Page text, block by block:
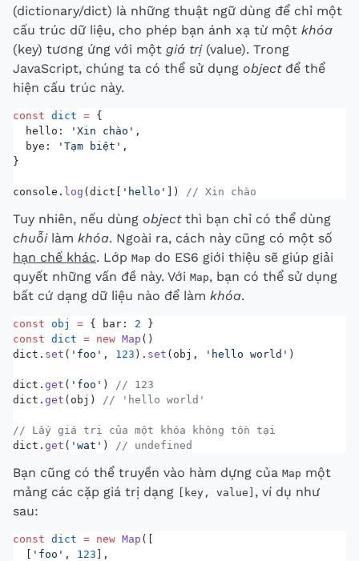
(dictionary/dict) là những thuật ngữ dùng để chỉ một
cấu trúc dữ liệu, cho phép bạn ánh xạ từ một khóa
(key) tương ứng với một giá trị(value). Trong
JavaScript, chúng ta có thể sử dụng objectđể thể
hiện cấu trúc này.
const dict = {
  hello:
'Xin chào' ,
  bye:
'Tạm biệt' ,
}
console. log (dict[ 'hello' ]) // Xin chào
Tuy nhiên, nếu dùng objectthì bạn chỉ có thể dùng
chuỗilàm khóa. Ngoài ra, cách này cũng có một số
hạn chế khác. Lớp Map do ES6 giới thiệu sẽ giúp giải
quyết những vấn đề này. Với Map, bạn có thể sử dụng
bất cứ dạng dữ liệu nào để làm khóa.
const obj = { bar: 2 }
const dict = new Map ()
dict. set ( 'foo' , 123 ). set (obj, 'hello world' )
dict. get ( 'foo' )
// 123
dict. get (obj) // 'hello world'
// Lấy giá trị của một khóa không tồn tại
dict. get ( 'wat' ) // undefined
Bạn cũng có thể truyền vào hàm dựng của Map một
mảng các cặp giá trị dạng
[key, value] , ví dụ như
sau:
const dict = new Map ([
'foo' , 123 ],